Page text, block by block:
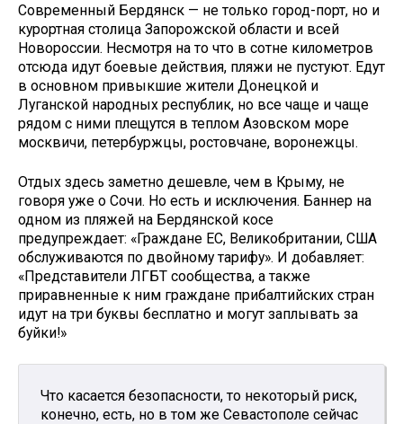
Современный Бердянск — не только город-порт, но и
курортная столица Запорожской области и всей
Новороссии. Несмотря на то что в сотне километров
отсюда идут боевые действия, пляжи не пустуют. Едут
в основном привыкшие жители Донецкой и
Луганской народных республик, но все чаще и чаще
рядом с ними плещутся в теплом Азовском море
москвичи, петербуржцы, ростовчане, воронежцы.
Отдых здесь заметно дешевле, чем в Крыму, не
говоря уже о Сочи. Но есть и исключения. Баннер на
одном из пляжей на Бердянской косе
предупреждает: «Граждане ЕС, Великобритании, США
обслуживаются по двойному тарифу». И добавляет:
«Представители ЛГБТ сообщества, а также
приравненные к ним граждане прибалтийских стран
идут на три буквы бесплатно и могут заплывать за
буйки!»
Что касается безопасности, то некоторый риск,
конечно, есть, но в том же Севастополе сейчас